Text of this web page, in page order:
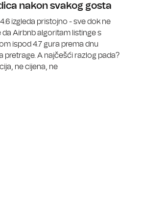
nakon svakog gosta
izgleda pristojno - sve dok ne
da Airbnb algoritam listinge s
ispod 4.7 gura prema dnu
pretrage. A najčešći razlog pada?
ne cijena, ne